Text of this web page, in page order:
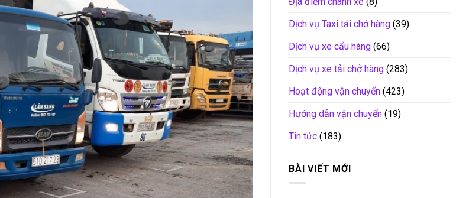
Dịch vụ Taxi tải chở hàng (39)
Dịch vụ xe cẩu hàng (66)
Dịch vụ xe tải chở hàng (283)
Hoạt động vận chuyển (423)
Hướng dẫn vận chuyển (19)
Tin tức (183)
BÀI VIẾT MỚI